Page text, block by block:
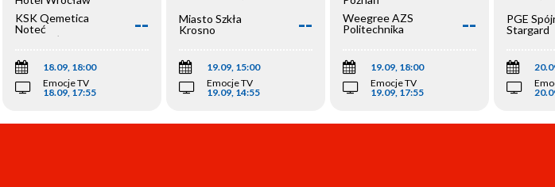
KSK Qemetica
Noteć
Inowrocław
--
18.09, 18:00
Emocje TV
18.09, 17:55
Miasto Szkła
Krosno
--
19.09, 15:00
Emocje TV
19.09, 14:55
Weegree AZS
Politechnika
--
19.09, 18:00
Emocje TV
19.09, 17:55
PGE
Stargard